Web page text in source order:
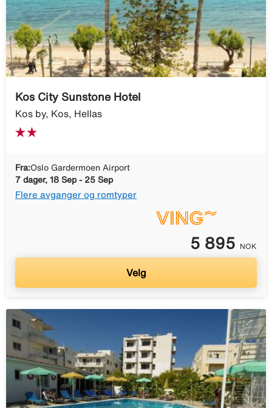
Kos City Sunstone Hotel
Kos by, Kos, Hellas
Fra:Oslo Gardermoen Airport
7 dager, 18 Sep - 25 Sep
Flere avganger og romtyper
5 895 NOK
Velg